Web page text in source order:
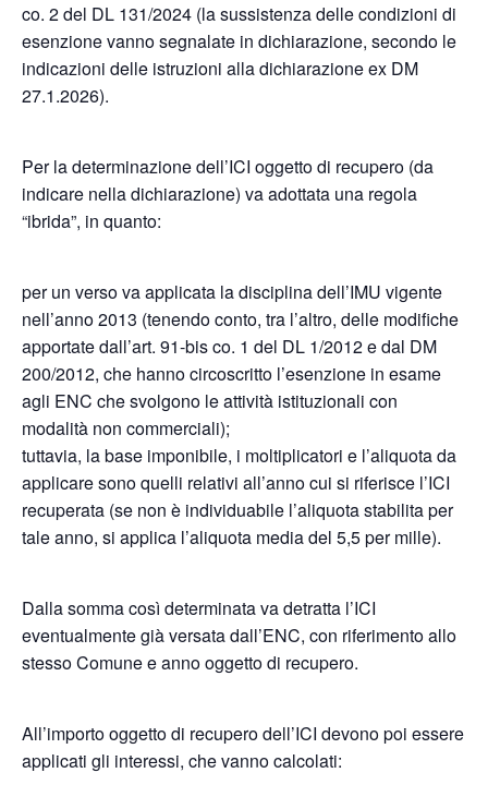
co. 2 del DL 131/2024 (la sussistenza delle condizioni di
esenzione vanno segnalate in dichiarazione, secondo le
indicazioni delle istruzioni alla dichiarazione ex DM
27.1.2026).
Per la determinazione dell’ICI oggetto di recupero (da
indicare nella dichiarazione) va adottata una regola
“ibrida”, in quanto:
per un verso va applicata la disciplina dell’IMU vigente
nell’anno 2013 (tenendo conto, tra l’altro, delle modifiche
apportate dall’art. 91-bis co. 1 del DL 1/2012 e dal DM
200/2012, che hanno circoscritto l’esenzione in esame
agli ENC che svolgono le attività istituzionali con
modalità non commerciali);
tuttavia, la base imponibile, i moltiplicatori e l’aliquota da
applicare sono quelli relativi all’anno cui si riferisce l’ICI
recuperata (se non è individuabile l’aliquota stabilita per
tale anno, si applica l’aliquota media del 5,5 per mille).
Dalla somma così determinata va detratta l’ICI
eventualmente già versata dall’ENC, con riferimento allo
stesso Comune e anno oggetto di recupero.
All’importo oggetto di recupero dell’ICI devono poi essere
applicati gli interessi, che vanno calcolati: